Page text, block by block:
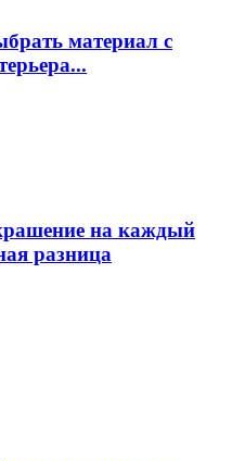
материал с
на каждый
разница